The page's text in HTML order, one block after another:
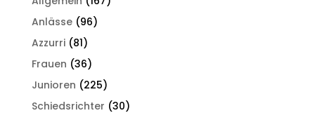
Anlässe(96)
Azzurri(81)
Frauen (36)
Junioren (225)
Schiedsrichter (30)